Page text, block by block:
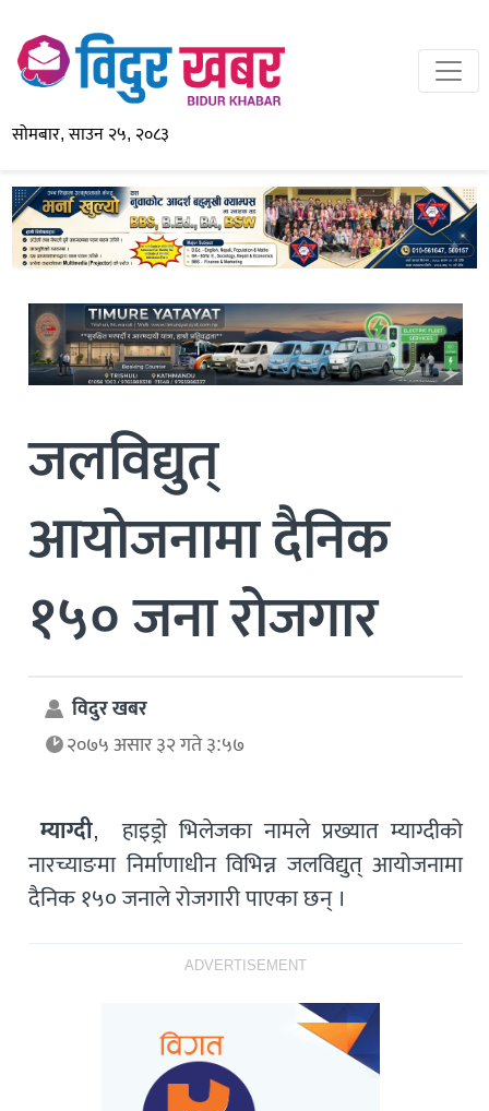
सोमबार, साउन २५, २०८३
जलविद्युत्
आयोजनामा दैनिक
१५० जना रोजगार
विदुर खबर
२०७५ असार ३२ गते ३:५७
म्याग्दी, हाइड्रो भिलेजका नामले प्रख्यात म्याग्दीको
नारच्याङमा निर्माणाधीन विभिन्न जलविद्युत् आयोजनामा
दैनिक १५० जनाले रोजगारी पाएका छन् ।
ADVERTISEMENT